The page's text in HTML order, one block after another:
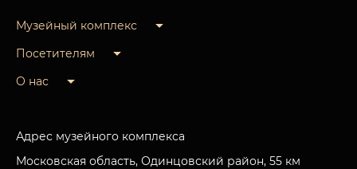
Музейный комплекс
Посетителям
О нас
Адрес музейного комплекса
Московская область, Одинцовский район, 55 км